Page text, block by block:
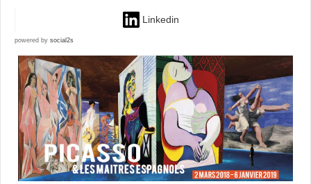
Linkedin
powered by social2s